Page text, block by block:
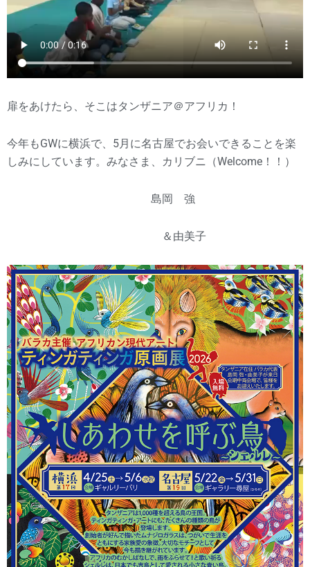
扉をあけたら、そこはタンザニア＠アフリカ！
今年もGWに横浜で、5月に名古屋でお会いできることを楽
しみにしています。みなさま、カリブニ（Welcome！！）
島岡 強
＆由美子